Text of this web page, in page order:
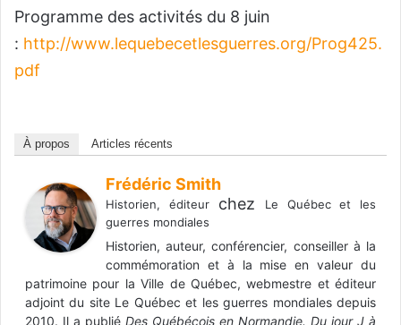
Programme des activités du 8 juin
: http://www.lequebecetlesguerres.org/Prog425.
pdf
À propos Articles récents
Frédéric Smith
Historien, éditeurchez
Le Québec et les
guerres mondiales
Historien, auteur, conférencier, conseiller à la
commémoration et à la mise en valeur du
patrimoine pour la Ville de Québec, webmestre et éditeur
adjoint du site Le Québec et les guerres mondiales depuis
2010. Il a publié Des Québécois en Normandie. Du jour J à